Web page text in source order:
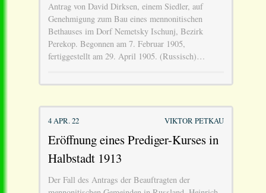
Antrag von David Dirksen, einem Siedler, auf
Genehmigung zum Bau eines mennonitischen
Bethauses im Dorf Nemetsky Ischunj, Bezirk
Perekop. Begonnen am 7. Februar 1905,
fertiggestellt am 29. April 1905. (Russisch)…
4 APR. 22 VIKTOR PETKAU
Eröffnung eines Prediger-Kurses in
Halbstadt 1913
Der Fall des Antrags der Beauftragten der